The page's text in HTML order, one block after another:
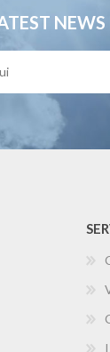
NEWS